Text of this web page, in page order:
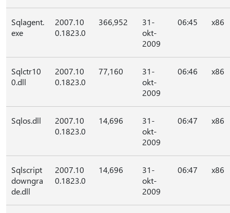
Sqlagent.
exe
2007.10
0.1823.0
366,952
31-
okt-
2009
06:45 x86
Sqlctr10
0.dll
2007.10
0.1823.0
77,160
31-
okt-
2009
06:46 x86
Sqlos.dll
2007.10
0.1823.0
14,696
31-
okt-
2009
06:47 x86
Sqlscript
downgra
de.dll
2007.10
0.1823.0
14,696
31-
okt-
2009
06:47 x86